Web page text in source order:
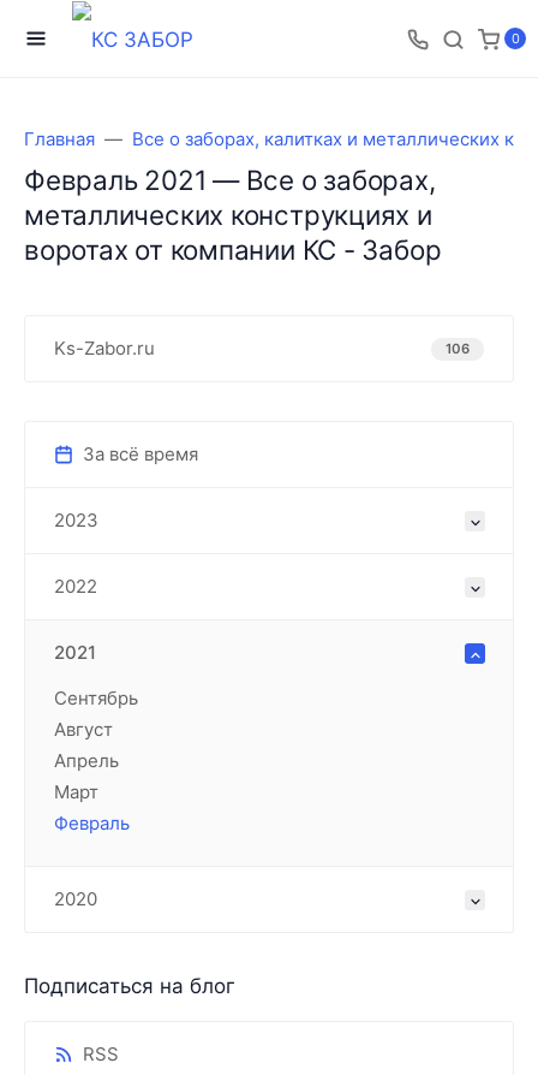
0
Главная Все о заборах, калитках и металлических
Февраль 2021 — Все о заборах,
металлических конструкциях и
воротах от компании КС - Забор
Ks-Zabor.ru 106
За всё время
2023
2022
2021
Сентябрь
Август
Апрель
Март
Февраль
2020
Подписаться на блог
RSS